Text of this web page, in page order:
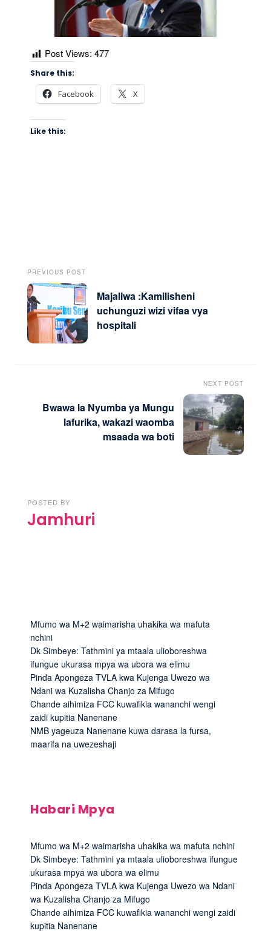
Post Views: 477
Share this:
Facebook X
Like this:
PREVIOUS POST
Majaliwa :Kamilisheni
uchunguzi wizi vifaa vya
hospitali
NEXT POST
Bwawa la Nyumba ya Mungu
lafurika, wakazi waomba
msaada wa boti
POSTED BY
Jamhuri
Mfumo wa M+2 waimarisha uhakika wa mafuta
nchini
Dk Simbeye: Tathmini ya mtaala ulioboreshwa
ifungue ukurasa mpya wa ubora wa elimu
Pinda Apongeza TVLA kwa Kujenga Uwezo wa
Ndani wa Kuzalisha Chanjo za Mifugo
Chande aihimiza FCC kuwafikia wananchi wengi
zaidi kupitia Nanenane
NMB yageuza Nanenane kuwa darasa la fursa,
maarifa na uwezeshaji
Habari Mpya
Mfumo wa M+2 waimarisha uhakika wa mafuta nchini
Dk Simbeye: Tathmini ya mtaala ulioboreshwa ifungue
ukurasa mpya wa ubora wa elimu
Pinda Apongeza TVLA kwa Kujenga Uwezo wa Ndani
wa Kuzalisha Chanjo za Mifugo
Chande aihimiza FCC kuwafikia wananchi wengi zaidi
kupitia Nanenane